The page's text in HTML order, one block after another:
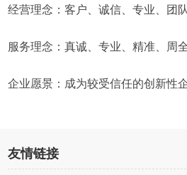
经营理念：客户、诚信、专业、团
服务理念：真诚、专业、精准、周
企业愿景：成为较受信任的创新性
友情链接